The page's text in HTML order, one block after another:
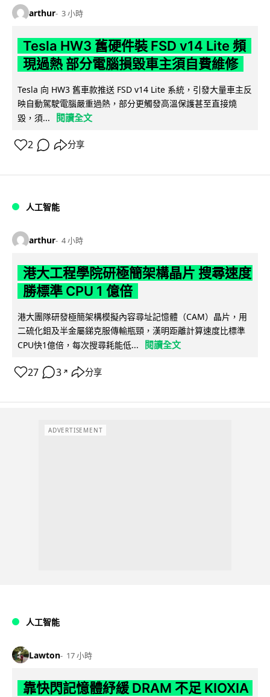
arthur 3 小時
Tesla HW3 舊硬件裝 FSD v14 Lite 頻
現過熱 部分電腦損毀車主須自費維修
Tesla 向 HW3 舊車款推送 FSD v14 Lite 系統，引發大量車主反
映自動駕駛電腦嚴重過熱，部分更觸發高溫保護甚至直接燒
毀，須...
閱讀全文
2 分享
人工智能
arthur 4 小時
港大工程學院研極簡架構晶片 搜尋速度
勝標準 CPU 1 億倍
港大團隊研發極簡架構模擬內容尋址記憶體（CAM）晶片，用
二硫化鉬及半金屬銻克服傳輸瓶頸，漢明距離計算速度比標準
CPU快1億倍，每次搜尋耗能低...
閱讀全文
27 3 ↗ 分享
ADVERTISEMENT
人工智能
Lawton 17 小時
靠快閃記憶體紓緩 DRAM 不足 KIOXIA